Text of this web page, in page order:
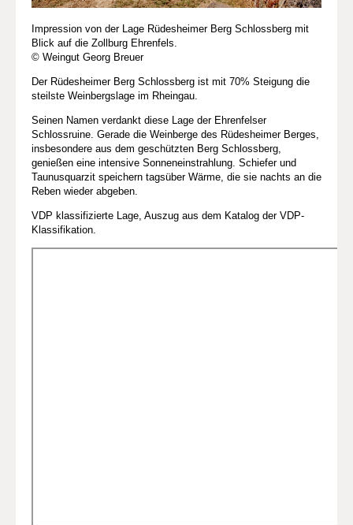
Impression von der Lage Rüdesheimer Berg Schlossberg mit
Blick auf die Zollburg Ehrenfels.
© Weingut Georg Breuer
Der Rüdesheimer Berg Schlossberg ist mit 70% Steigung die
steilste Weinbergslage im Rheingau.
Seinen Namen verdankt diese Lage der Ehrenfelser
Schlossruine. Gerade die Weinberge des Rüdesheimer Berges,
insbesondere aus dem geschützten Berg Schlossberg,
genießen eine intensive Sonneneinstrahlung. Schiefer und
Taunusquarzit speichern tagsüber Wärme, die sie nachts an die
Reben wieder abgeben.
VDP klassifizierte Lage, Auszug aus dem Katalog der VDP-
Klassifikation.